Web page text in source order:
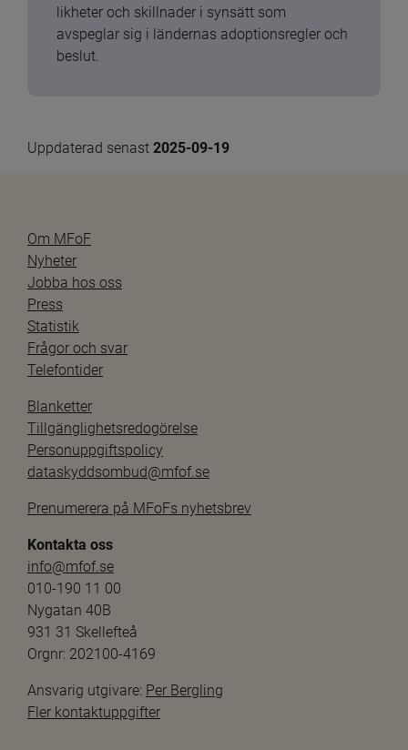
likheter och skillnader i synsätt som
avspeglar sig i ländernas adoptionsregler och
beslut.
Uppdaterad senast 2025-09-19
Om MFoF
Nyheter
Jobba hos oss
Press
Statistik
Frågor och svar
Telefontider
Blanketter
Tillgänglighetsredogörelse
Personuppgiftspolicy
dataskyddsombud@mfof.se
Prenumerera på MFoFs nyhetsbrev
Kontakta oss
info@mfof.se
010-190 11 00
Nygatan 40B
931 31 Skellefteå
Orgnr: 202100-4169
Ansvarig utgivare: Per Bergling
Fler kontaktuppgifter